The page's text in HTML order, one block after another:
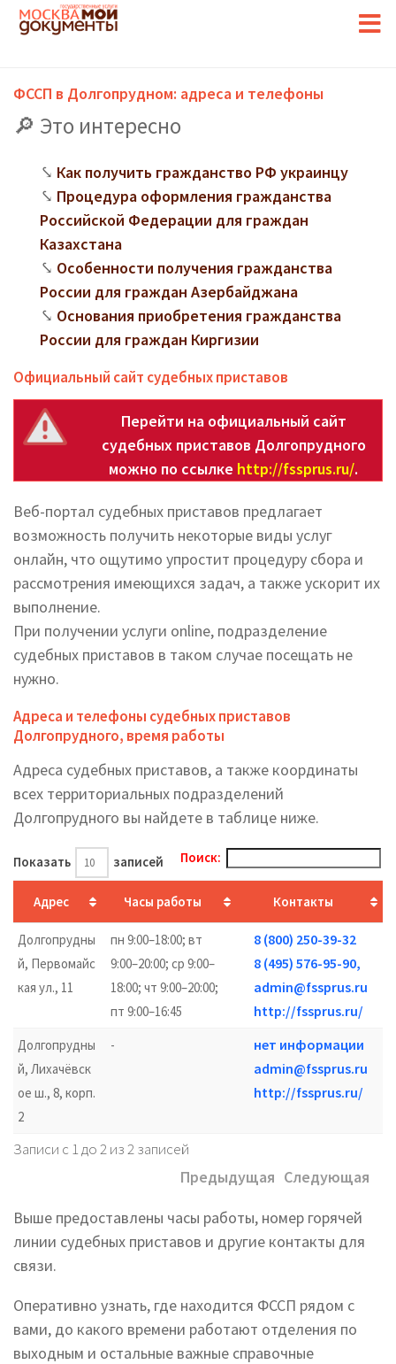
ФССП в Долгопрудном: адреса и телефоны
Это интересно
Как получить гражданство РФ украинцу
Процедура оформления гражданства
Российской Федерации для граждан
Казахстана
Особенности получения гражданства
России для граждан Азербайджана
Основания приобретения гражданства
России для граждан Киргизии
Официальный сайт судебных приставов
Перейти на официальный сайт
судебных приставов Долгопрудного
можно по ссылке http://fssprus.ru/.
Веб-портал судебных приставов предлагает
возможность получить некоторые виды услуг
онлайн, что ощутимо упростит процедуру сбора и
рассмотрения имеющихся задач, а также ускорит их
выполнение.
При получении услуги online, подразделение
судебных приставов в таком случае посещать не
нужно.
Адреса и телефоны судебных приставов
Долгопрудного, время работы
Адреса судебных приставов, а также координаты
всех территориальных подразделений
Долгопрудного вы найдете в таблице ниже.
Показать записей Поиск:
Адрес Часы работы Контакты
Долгопрудны
й, Первомайс
кая ул., 11
пн 9:00–18:00; вт
9:00–20:00; ср 9:00–
18:00; чт 9:00–20:00;
пт 9:00–16:45
8 (800) 250-39-32
8 (495) 576-95-90,
admin@fssprus.ru
http://fssprus.ru/
Долгопрудны
й, Лихачёвск
ое ш., 8, корп.
2
-
нет информации
admin@fssprus.ru
http://fssprus.ru/
Записи с 1 до 2 из 2 записей
Предыдущая Следующая
Выше предоставлены часы работы, номер горячей
линии судебных приставов и другие контакты для
связи.
Оперативно узнать, где находится ФССП рядом с
вами, до какого времени работают отделения по
выходным и остальные важные справочные